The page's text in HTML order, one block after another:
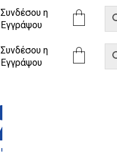
Συνδέσου η
Eγγράψου
Συνδέσου η
Eγγράψου